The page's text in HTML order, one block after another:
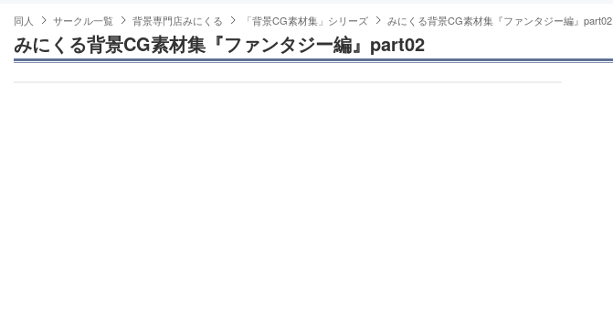
同人 サークル一覧 背景専門店みにくる 「背景CG素材集」シリーズ みにくる背景CG素材集『ファンタジー編』part02
みにくる背景CG素材集『ファンタジー編』part02